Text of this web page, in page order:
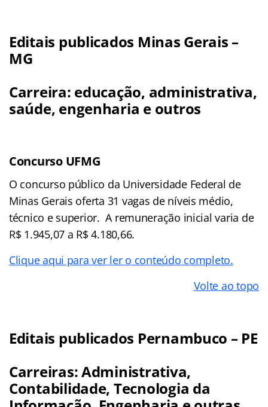
Editais publicados Minas Gerais –
MG
Carreira: educação, administrativa,
saúde, engenharia e outros
Concurso UFMG
O concurso público da Universidade Federal de
Minas Gerais oferta 31 vagas de níveis médio,
técnico e superior. A remuneração inicial varia de
R$ 1.945,07 a R$ 4.180,66.
Clique aqui para ver ler o conteúdo completo.
Volte ao topo
Editais publicados Pernambuco – PE
Carreiras: Administrativa,
Contabilidade, Tecnologia da